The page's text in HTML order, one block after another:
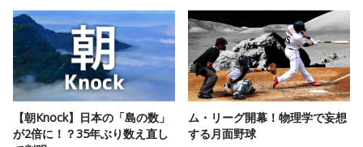
【朝Knock】日本の「島の数」
が2倍に！？35年ぶり数え直し
ム・リーグ開幕！物理学で妄想
する月面野球